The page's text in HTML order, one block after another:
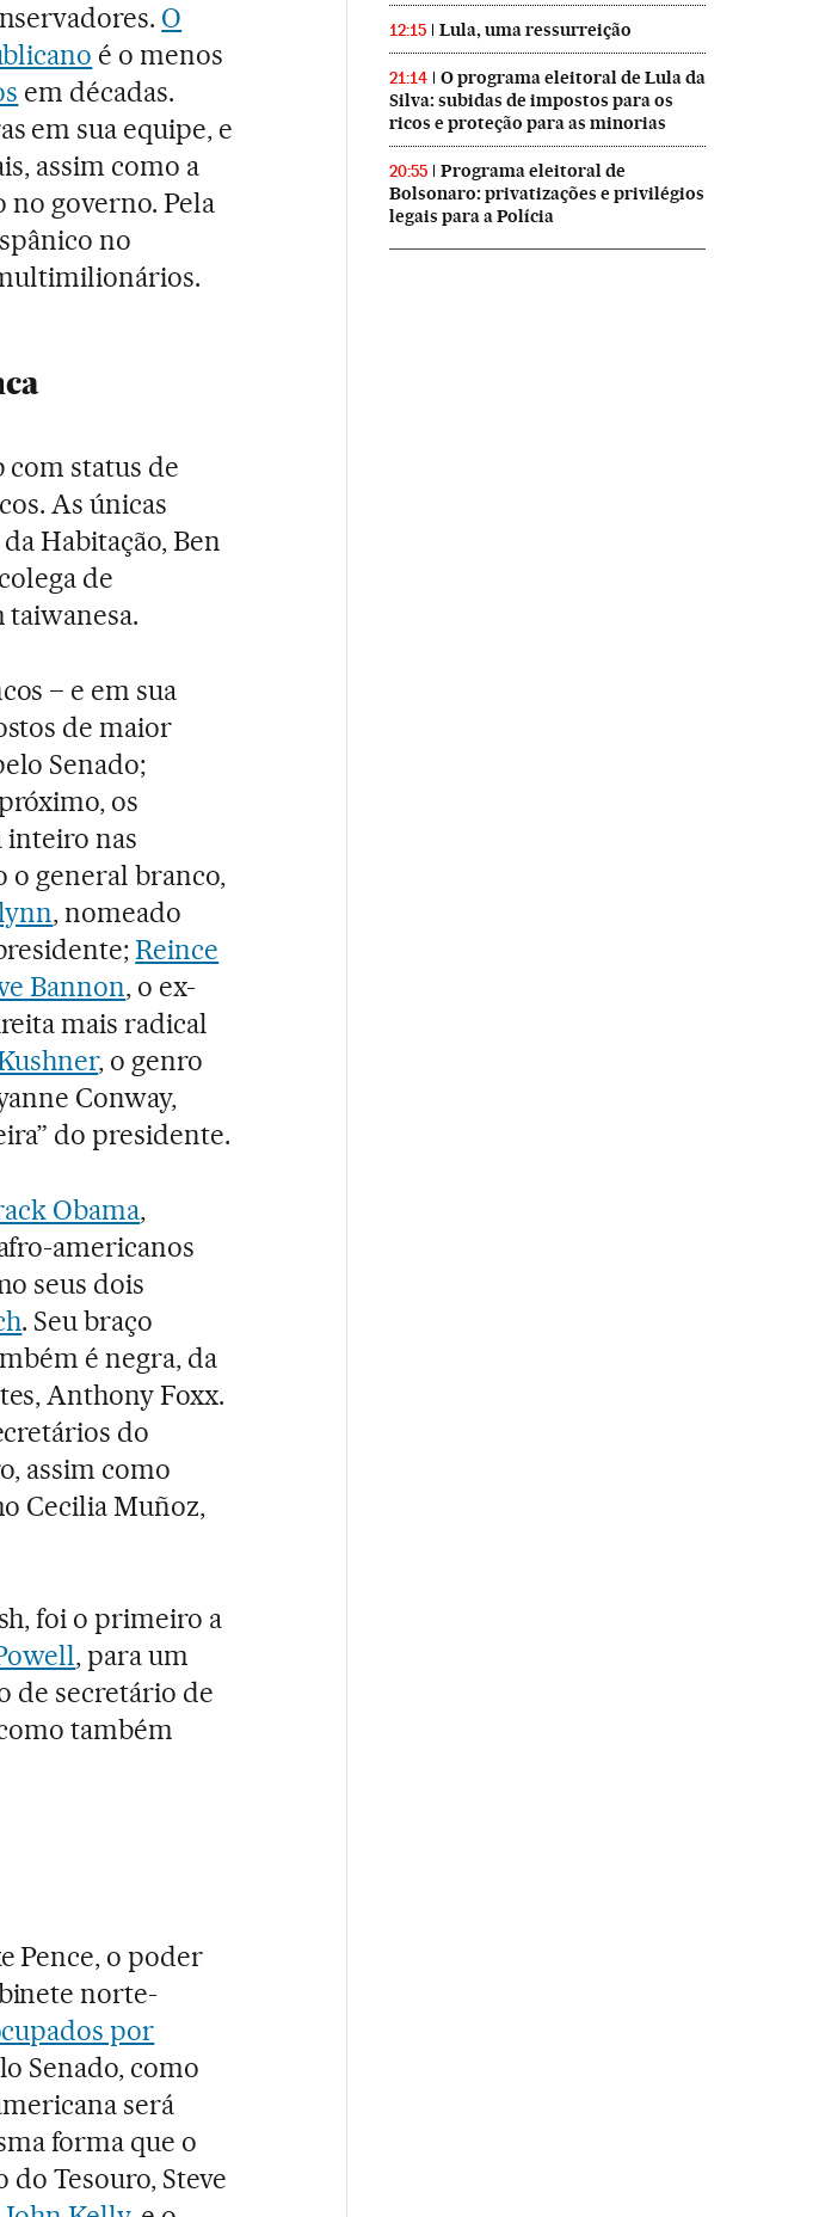
O
é o menos
em décadas.
em sua equipe, e
assim como a
no governo. Pela
no
com status de
As únicas
Habitação, Ben
de
taiwanesa.
– e em sua
de maior
Senado;
os
inteiro nas
o general branco,
, nomeado
Reince
Bannon, o ex-
mais radical
, o genro
Conway,
do presidente.
Obama,
americanos
seus dois
. Seu braço
é negra, da
Anthony Foxx.
do
assim como
Cecilia Muñoz,
foi o primeiro a
, para um
de secretário de
também
Pence, o poder
norte-
por
Senado, como
será
forma que o
do Tesouro, Steve
12:15 Lula, uma ressurreição
21:14
O programa eleitoral de Lula da
Silva: subidas de impostos para os
ricos e proteção para as minorias
20:55
Programa eleitoral de
Bolsonaro: privatizações e privilégios
legais para a Polícia